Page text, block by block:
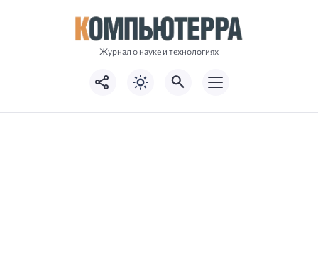
Журнал о науке и технологиях